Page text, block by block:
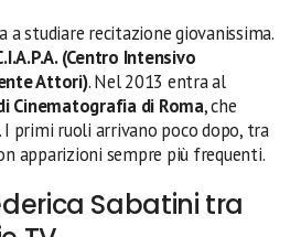
a studiare recitazione giovanissima.
(Centro Intensivo
Attori). Nel 2013 entra al
Cinematografia di Roma, che
primi ruoli arrivano poco dopo, tra
apparizioni sempre più frequenti.
Sabatini tra